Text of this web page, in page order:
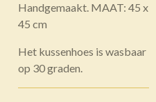
Handgemaakt. MAAT: 45 x
45 cm
Het kussenhoes is wasbaar
op 30 graden.